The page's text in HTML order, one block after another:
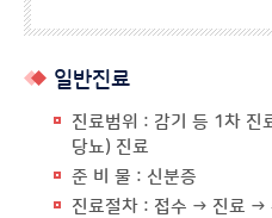
일반진료
진료범위 : 감기 등 1차 진
당뇨) 진료
준 비 물 : 신분증
진료절차 : 접수 → 진료